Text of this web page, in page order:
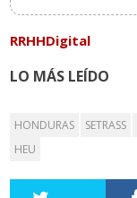
RRHHDigital
LO MÁS LEÍDO
HONDURAS SETRASS
HEU